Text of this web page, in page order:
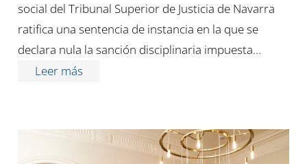
social del Tribunal Superior de Justicia de Navarra
ratifica una sentencia de instancia en la que se
declara nula la sanción disciplinaria impuesta…
Leer más